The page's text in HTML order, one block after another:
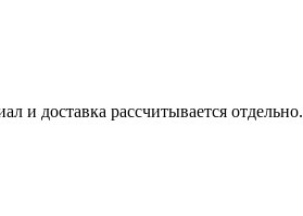
и доставка рассчитывается отдельно.